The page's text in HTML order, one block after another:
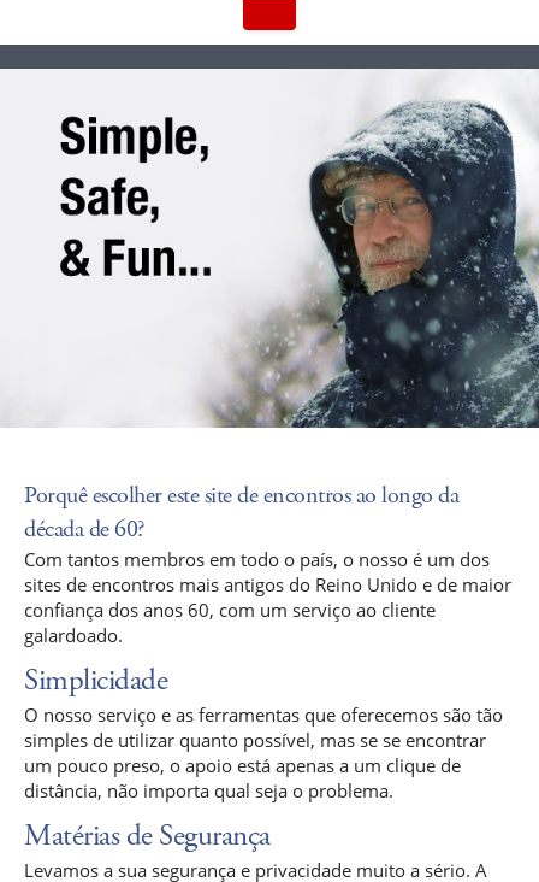
Porquê escolher este site de encontros ao longo da
década de 60?
Com tantos membros em todo o país, o nosso é um dos
sites de encontros mais antigos do Reino Unido e de maior
confiança dos anos 60, com um serviço ao cliente
galardoado.
Simplicidade
O nosso serviço e as ferramentas que oferecemos são tão
simples de utilizar quanto possível, mas se se encontrar
um pouco preso, o apoio está apenas a um clique de
distância, não importa qual seja o problema.
Matérias de Segurança
Levamos a sua segurança e privacidade muito a sério. A